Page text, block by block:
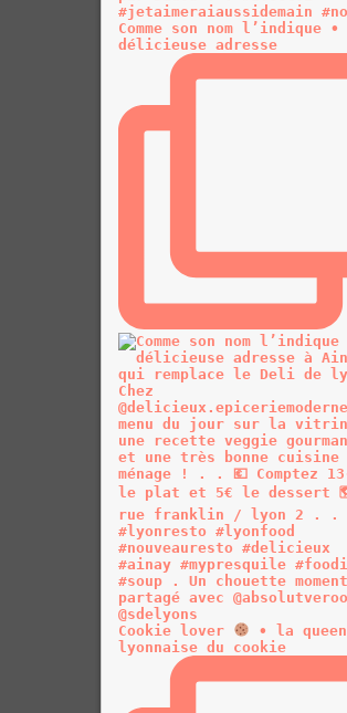
Comme son nom l’indique •
délicieuse adresse
Cookie lover
• la queen
lyonnaise du cookie